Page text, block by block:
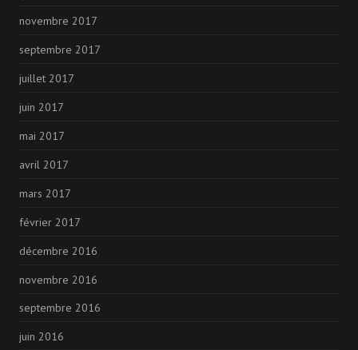
novembre 2017
septembre 2017
juillet 2017
juin 2017
mai 2017
avril 2017
mars 2017
février 2017
décembre 2016
novembre 2016
septembre 2016
juin 2016